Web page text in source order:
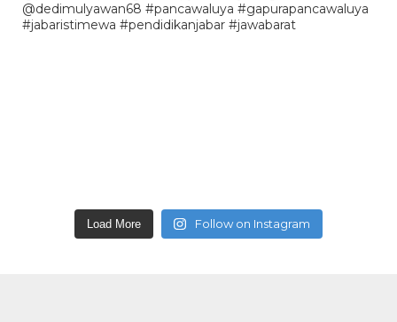
Load More Follow on Instagram